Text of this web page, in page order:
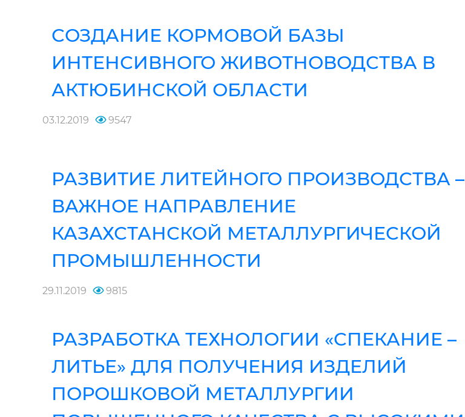
СОЗДАНИЕ КОРМОВОЙ БАЗЫ
ИНТЕНСИВНОГО ЖИВОТНОВОДСТВА В
АКТЮБИНСКОЙ ОБЛАСТИ
03.12.2019 9547
РАЗВИТИЕ ЛИТЕЙНОГО ПРОИЗВОДСТВА –
ВАЖНОЕ НАПРАВЛЕНИЕ
КАЗАХСТАНСКОЙ МЕТАЛЛУРГИЧЕСКОЙ
ПРОМЫШЛЕННОСТИ
29.11.2019 9815
РАЗРАБОТКА ТЕХНОЛОГИИ «СПЕКАНИЕ –
ЛИТЬЕ» ДЛЯ ПОЛУЧЕНИЯ ИЗДЕЛИЙ
ПОРОШКОВОЙ МЕТАЛЛУРГИИ